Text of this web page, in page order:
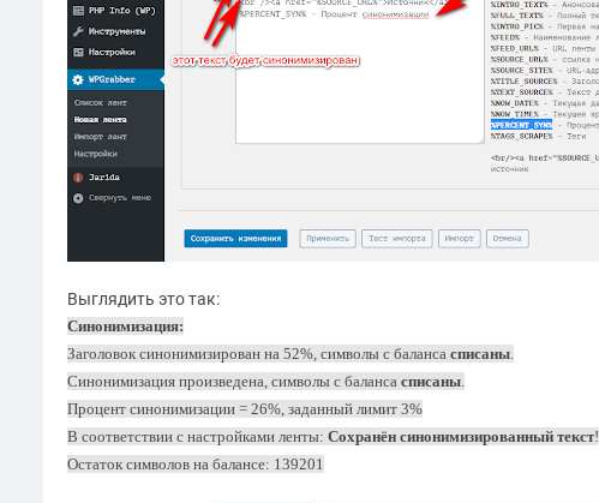
Выглядить это так:
Синонимизация:
Заголовок синонимизирован на 52%, символы с баланса списаны.
Синонимизация произведена, символы с баланса списаны.
Процент синонимизации = 26%, заданный лимит 3%
В соответствии с настройками ленты: Сохранён синонимизированный текст!
Остаток символов на балансе: 139201